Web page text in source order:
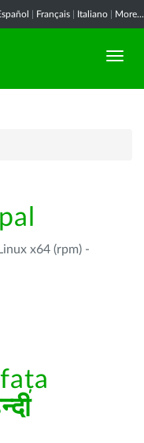
Français Italiano More...
x64 (rpm) -